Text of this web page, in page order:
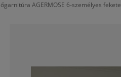
AGERMOSE 6-személyes fekete